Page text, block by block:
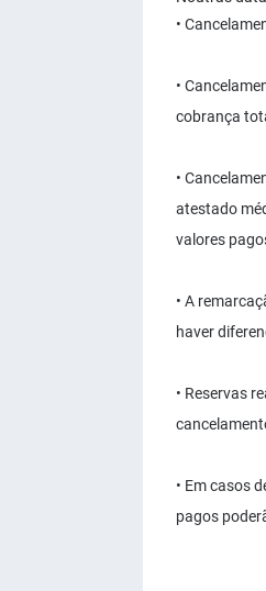
•
•
cobrança
•
atestado
valores
• A
haver
• Reservas
• Em casos
pagos